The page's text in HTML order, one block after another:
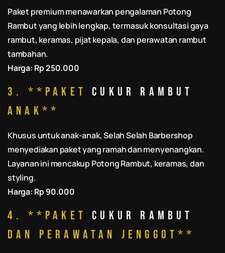
Paket premium menawarkan pengalaman Potong
Rambutyang lebih lengkap, termasuk konsultasi gaya
rambut, keramas, pijat kepala, dan perawatan rambut
tambahan.
Harga: Rp 250.000
3. **PaketCukur Rambut
Anak**
Khusus untuk anak-anak,Selah Selah Barbershop
menyediakan paket yang ramah dan menyenangkan.
Layanan ini mencakup Potong Rambut, keramas, dan
styling.
Harga: Rp 90.000
4. **PaketCukur Rambut
dan Perawatan Jenggot**